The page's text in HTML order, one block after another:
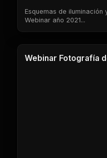
Esquemas de
Webinar año 2021...
Webinar Fotografía